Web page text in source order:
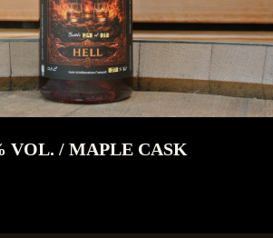
VOL. / MAPLE CASK